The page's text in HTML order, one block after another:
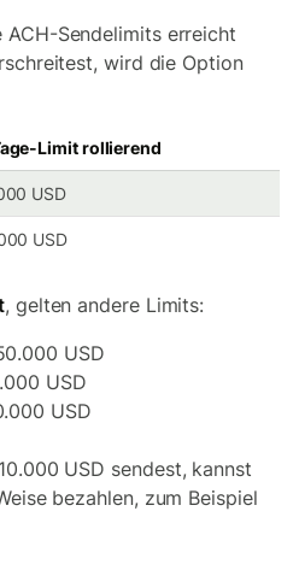
Sendelimits erreicht
wird die Option
Limit rollierend
USD
USD
, gelten andere Limits:
USD
USD
USD
USD sendest, kannst
bezahlen, zum Beispiel